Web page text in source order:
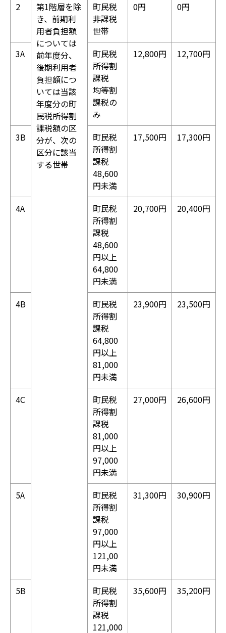
2
第1階層を除
き、前期利
用者負担額
については
前年度分、
後期利用者
負担額につ
いては当該
年度分の町
民税所得割
課税額の区
分が、次の
区分に該当
する世帯
町民税
非課税
世帯
0円 0円
3A
町民税
所得割
課税
均等割
課税の
み
12,800円 12,700円
3B
町民税
所得割
課税
48,600
円未満
17,500円 17,300円
4A
町民税
所得割
課税
48,600
円以上
64,800
円未満
20,700円 20,400円
4B
町民税
所得割
課税
64,800
円以上
81,000
円未満
23,900円 23,500円
4C
町民税
所得割
課税
81,000
円以上
97,000
円未満
27,000円 26,600円
5A
町民税
所得割
課税
97,000
円以上
121,00
円未満
31,300円 30,900円
5B
町民税
所得割
課税
121,000
35,600円 35,200円